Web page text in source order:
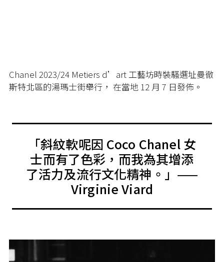
Chanel 2023/24 Metiers d’art 工藝坊時裝騷選址曼徹
斯特北區的湯瑪士街舉行， 在當地 12 月 7 日發佈。
「斜紋軟呢因 Coco Chanel 女
士而有了色彩，而我為其增添
了活力及流行文化精神。」——
Virginie Viard